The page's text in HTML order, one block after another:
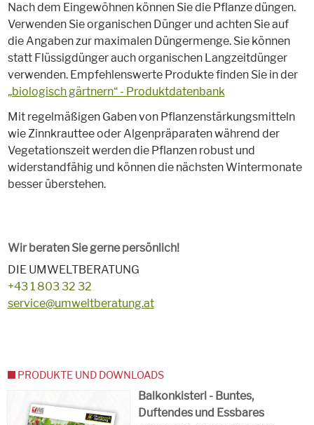
Nach dem Eingewöhnen können Sie die Pflanze düngen.
Verwenden Sie organischen Dünger und achten Sie auf
die Angaben zur maximalen Düngermenge. Sie können
statt Flüssigdünger auch organischen Langzeitdünger
verwenden. Empfehlenswerte Produkte finden Sie in der
„biologisch gärtnern“ - Produktdatenbank
Mit regelmäßigen Gaben von Pflanzenstärkungsmitteln
wie Zinnkrauttee oder Algenpräparaten während der
Vegetationszeit werden die Pflanzen robust und
widerstandfähig und können die nächsten Wintermonate
besser überstehen.
Wir beraten Sie gerne persönlich!
DIE UMWELTBERATUNG
+43 1 803 32 32
service@umweltberatung.at
PRODUKTE UND DOWNLOADS
Balkonkisterl - Buntes,
Duftendes und Essbares